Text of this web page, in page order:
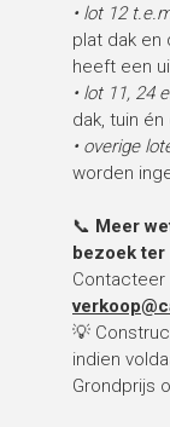
• lot 12
plat dak en
heeft een
• lot 11, 24
dak, tuin én
• overige
worden
📞 Meer
bezoek ter
Contacteer
💡
indien
Grondprijs